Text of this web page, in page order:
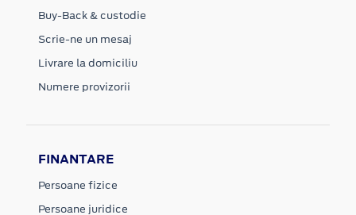
Buy-Back & custodie
Scrie-ne un mesaj
Livrare la domiciliu
Numere provizorii
FINANTARE
Persoane fizice
Persoane juridice